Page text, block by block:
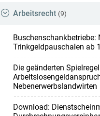
Arbeitsrecht (9)
Buschenschankbetriebe:
Trinkgeldpauschalen ab
Die geänderten
Nebenerwerbslandwirten
Download: